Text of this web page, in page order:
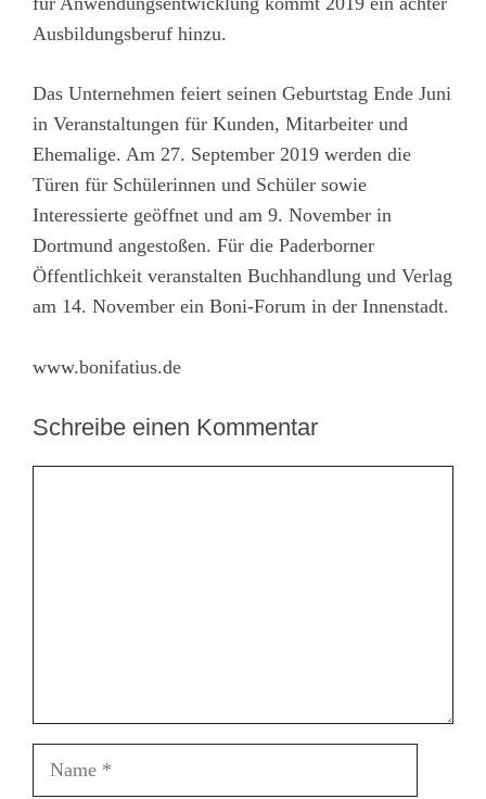
Ausbildungsberuf hinzu.
Das Unternehmen feiert seinen Geburtstag Ende Juni
in Veranstaltungen für Kunden, Mitarbeiter und
Ehemalige. Am 27. September 2019 werden die
Türen für Schülerinnen und Schüler sowie
Interessierte geöffnet und am 9. November in
Dortmund angestoßen. Für die Paderborner
Öffentlichkeit veranstalten Buchhandlung und Verlag
am 14. November ein Boni-Forum in der Innenstadt.
www.bonifatius.de
Schreibe einen Kommentar